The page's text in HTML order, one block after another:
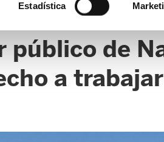
Estadística
público de
a